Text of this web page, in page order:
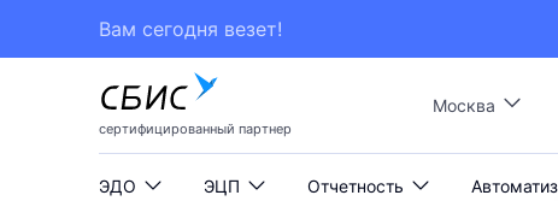
Вам сегодня везет!
сертифицированный партнер
Москва
ЭДО ЭЦП Отчетность